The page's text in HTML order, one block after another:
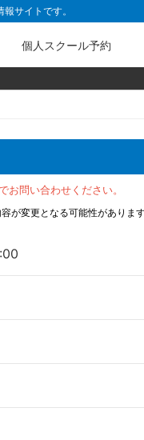
サイトです。
個人スクール予約
問い合わせください。
変更となる可能性がありま